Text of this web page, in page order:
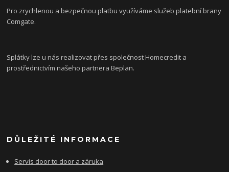
Pro zrychlenou a bezpečnou platbu využíváme služeb platební brany
Comgate.
Splátky lze u nás realizovat přes společnost Homecredit a
prostřednictvím našeho partnera Beplan.
DŮLEŽITÉ INFORMACE
Servis door to door a záruka